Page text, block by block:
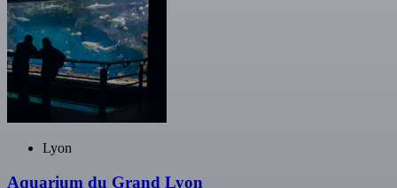
Lyon
Aquarium du Grand Lyon